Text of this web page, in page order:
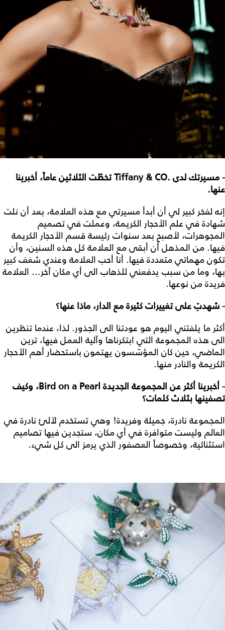
- مسيرتك لدى .Tiffany & CO تخطّت الثلاثين عاماً، أخبرينا
عنها.
إنه لفخر كبير لي أن أبدأ مسيرتي مع هذه العلامة، بعد أن نلت
شهادة في علم الأحجار الكريمة، وعملت في تصميم
المجوهرات، لأصبح بعد سنوات رئيسة قسم الأحجار الكريمة
فيها. من المذهل أن أبقى مع العلامة كل هذه السنين، وأن
تكون مهماتي متعددة فيها. أنا أحب العلامة وعندي شغف كبير
بها، وما من سبب يدفعني للذهاب الى أي مكان آخر... العلامة
فريدة من نوعها.
- شهدتِ على تغييرات كثيرة مع الدار، ماذا عنها؟
أكثر ما يلفتني اليوم هو عودتنا الى الجذور. لذا، عندما تنظرين
الى هذه المجموعة التي ابتكرناها وآلية العمل فيها، ترين
الماضي، حين كان المؤسّسون يهتمون باستحضار أهم الأحجار
الكريمة والنادر منها.
- أخبرينا أكثر عن المجموعة الجديدة Bird on a Pearl، وكيف
تصفينها بثلاث كلمات؟
المجموعة نادرة، جميلة وفريدة! وهي تستخدم لآلئ نادرة في
العالم وليست متوافرة في أي مكان، ستجدين فيها تصاميم
استثنائية، وخصوصاً العصفور الذي يرمز الى كل شيء.